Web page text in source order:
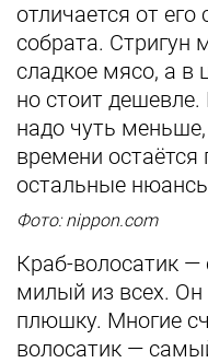
отличается от
собрата. Стригун
сладкое мясо, а в
но стоит
надо чуть
времени остаётся
остальные
Фото: nippon.com
Краб-волосатик
милый из всех.
плюшку. Многие
волосатик —